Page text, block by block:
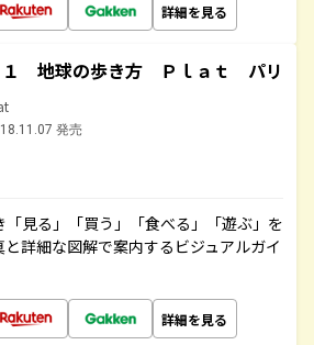
詳細を見る
１ 地球の歩き方 Ｐｌａｔ パリ
発売
見る」「買う」「食べる」「遊ぶ」を
詳細な図解で案内するビジュアルガイ
詳細を見る